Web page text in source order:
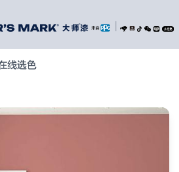
线选色